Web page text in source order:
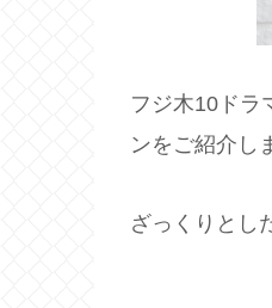
フジ木10ドラ
ンをご紹介し
ざっくりとし